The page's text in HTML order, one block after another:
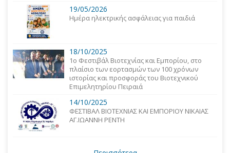
19/05/2026
Ημέρα ηλεκτρικής ασφάλειας για παιδιά
18/10/2025
1o Φεστιβάλ Βιοτεχνίας και Εμπορίου, στο
πλαίσιο των εορτασμών των 100 χρόνων
ιστορίας και προσφοράς του Βιοτεχνικού
Επιμελητηρίου Πειραιά
14/10/2025
ΦΕΣΤΙΒΑΛ ΒΙΟΤΕΧΝΙΑΣ ΚΑΙ ΕΜΠΟΡΙΟΥ ΝΙΚΑΙΑΣ
ΑΓ.ΙΩΑΝΝΗ ΡΕΝΤΗ